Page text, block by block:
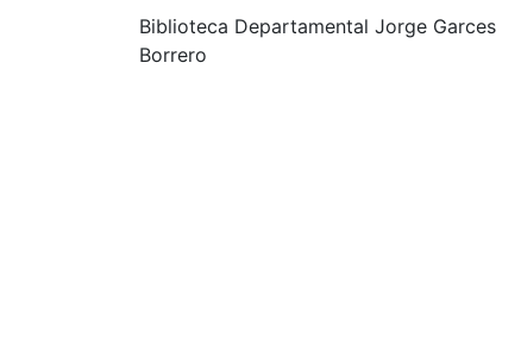
Biblioteca Departamental Jorge Garces
Borrero